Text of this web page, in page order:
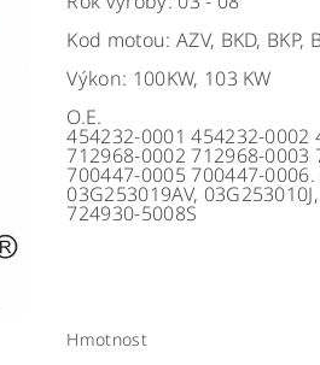
Kod motou: AZV, BKD, BKP,
Výkon: 100KW, 103 KW
O.E.
454232-0001 454232-0002
712968-0002 712968-
700447-0005 700447-
03G253019AV,
724930-5008S
Hmotnost